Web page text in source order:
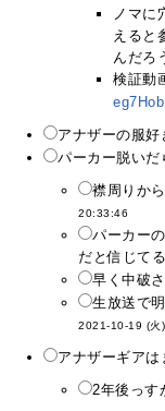
ノマに
えると
んだろ
検証動
アナザーの服
パーカー脱い
襟周りか
20:33:46
パーカー
だと信じて
早く中破
生放送で
2021-10-19 (火
アナザーギア
2年後っ